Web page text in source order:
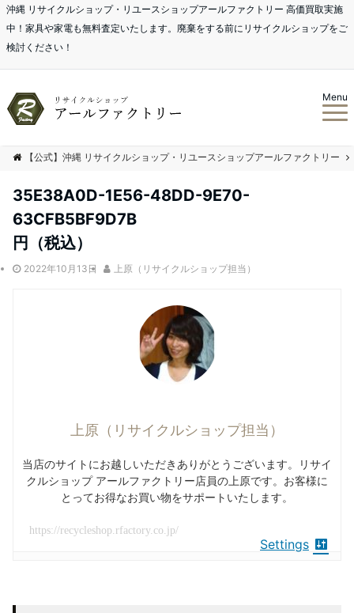
沖縄 リサイクルショップ・リユースショップアールファクトリー 高価買取実施
中！家具や家電も無料査定いたします。廃棄をする前にリサイクルショップをご
検討ください！
Menu
【公式】沖縄 リサイクルショップ・リユースショップアールファクトリー
35E38A0D-1E56-48DD-9E70-
63CFB5BF9D7B
円（税込）
2022年10月13日 上原（リサイクルショップ担当）
上原（リサイクルショップ担当）
当店のサイトにお越しいただきありがとうございます。リサイ
クルショップ アールファクトリー店員の上原です。お客様に
とってお得なお買い物をサポートいたします。
https://recycleshop.rfactory.co.jp/
Settings